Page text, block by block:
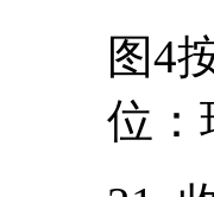
图4
位：